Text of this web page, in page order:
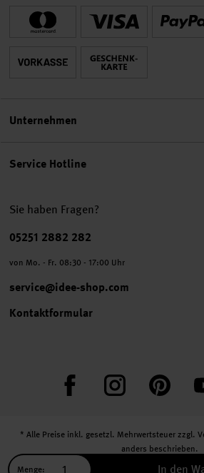
Menge: In den
Service Hotline
Sie haben Fragen?
Telefonnummer
05251 2882 282
von Mo. - Fr. 08:30 - 17:00 Uhr
service@idee-shop.com
Kontaktformular
FacebookInstagram
Unternehmen
* Alle Preise inkl. gesetzl. Mehrwertsteuer zzgl.
anders beschrieben.
** Jede:r Abonnent:in erhält bei erstmaliger